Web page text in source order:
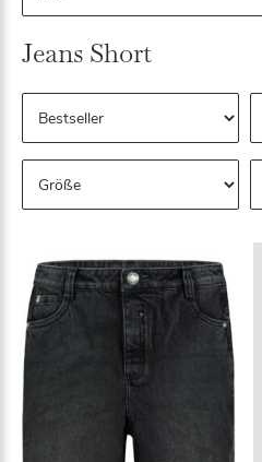
Jeans Short